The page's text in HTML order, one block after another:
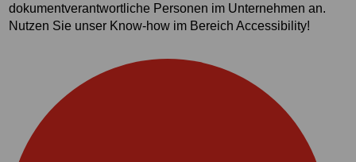
dokumentverantwortliche Personen im Unternehmen an.
Nutzen Sie unser Know-how im Bereich Accessibility!